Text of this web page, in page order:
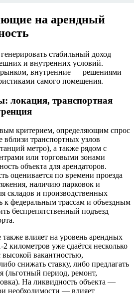
на арендный
стабильный доход
и внутренних условий.
внутренние — решениями
самого помещения.
локация, транспортная
критерием, определяющим спрос
вблизи транспортных узлов
метро), а также рядом с
или торговыми зонами
объекта для арендаторов.
оценивается по времени проезда
наличию парковок и
складов и производственных
к федеральным трассам и объездным
беспрепятственный подъезд
влияет на уровень арендных
километров уже сдаётся несколько
вакантностью,
снижать ставку, либо предлагать
(льготный период, ремонт,
На ликвидность объекта —
необходимости — влияет